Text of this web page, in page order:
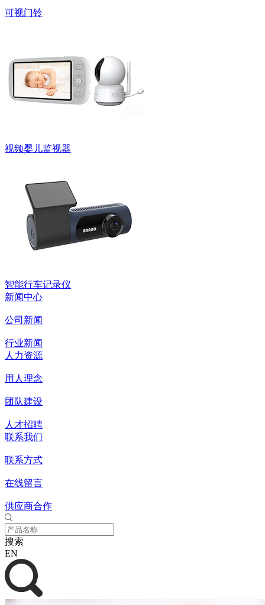
可视门铃
视频婴儿监视器
智能行车记录仪
新闻中心
公司新闻
行业新闻
人力资源
用人理念
团队建设
人才招聘
联系我们
联系方式
在线留言
供应商合作
搜索
EN